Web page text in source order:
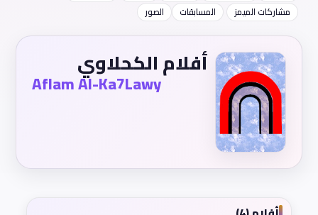
مشاركات الميمز
المسابقات الصور
أفلام الكحلاوي
Aflam Al-Ka7Lawy